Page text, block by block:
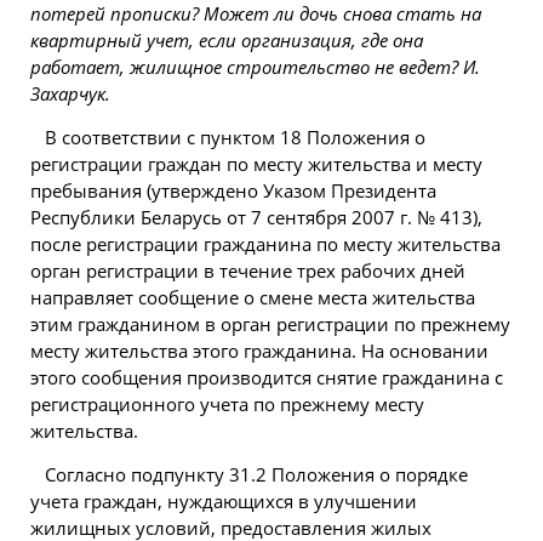
потерей прописки? Может ли дочь снова стать на
квартирный учет, если организация, где она
работает, жилищное строительство не ведет? И.
Захарчук.
В соответствии с пунктом 18 Положения о
регистрации граждан по месту жительства и месту
пребывания (утверждено Указом Президента
Республики Беларусь от 7 сентября 2007 г. № 413),
после регистрации гражданина по месту жительства
орган регистрации в течение трех рабочих дней
направляет сообщение о смене места жительства
этим гражданином в орган регистрации по прежнему
месту жительства этого гражданина. На основании
этого сообщения производится снятие гражданина с
регистрационного учета по прежнему месту
жительства.
Согласно подпункту 31.2 Положения о порядке
учета граждан, нуждающихся в улучшении
жилищных условий, предоставления жилых